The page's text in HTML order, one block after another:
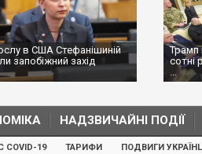
в США Стефанішиній
запобіжний захід
Трамп
сотні
...
НАДЗВИЧАЙНІ ПОДІЇ
COVID-19 ТАРИФИ ПОДВИГИ